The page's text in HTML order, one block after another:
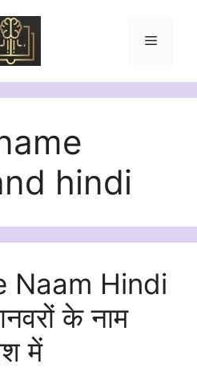
Menu
hindi
Naam Hindi
के नाम
में